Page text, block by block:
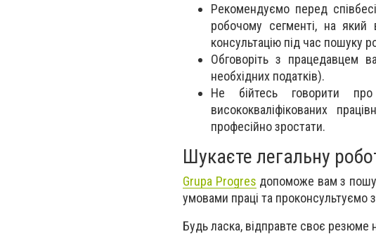
Рекомендуємо перед
робочому сегменті, на який
консультацію під час пошуку
Обговоріть з працедавцем
необхідних податків).
Не бійтесь говорити про
висококваліфікованих
професійно зростати.
Шукаєте легальну
Grupa Progres допоможе вам з
умовами праці та проконсультуємо
Будь ласка, відправте своє резюме